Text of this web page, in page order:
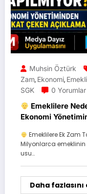
Muhsin Öztürk
Zam, Ekonomi,
SGK
0 Yorumlar
Emeklilere
Ekonomi
Emeklilere Ek Zam
Milyonlarca
usu…
Daha fazlasını